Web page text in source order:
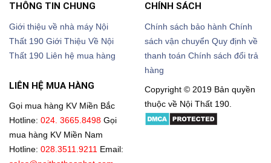
THÔNG TIN CHUNG
Giới thiệu về nhà máy Nội
Thất 190 Giới Thiệu Về Nội
Thất 190 Liên hệ mua hàng
CHÍNH SÁCH
Chính sách bảo hành Chính
sách vận chuyển Quy định về
thanh toán Chính sách đổi trả
hàng
LIÊN HỆ MUA HÀNG
Gọi mua hàng KV Miền Bắc
Hotline: 024. 3665.8498 Gọi
mua hàng KV Miền Nam
Hotline: 028.3511.9211 Email:
Copyright © 2019 Bản quyền
thuộc về Nội Thất 190.